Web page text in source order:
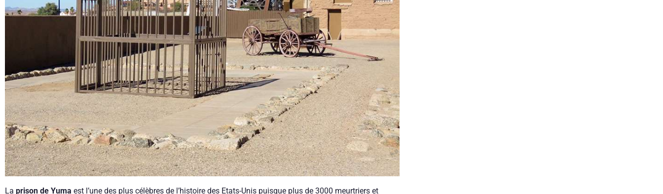
La prison de Yuma est l’une des plus célèbres de l’histoire des Etats-Unis puisque plus de 3000 meurtriers et